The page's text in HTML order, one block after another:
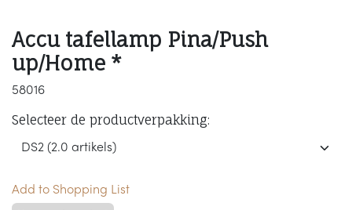
Accu tafellamp Pina/Push
up/Home *
58016
Selecteer de productverpakking:
Add to Shopping List